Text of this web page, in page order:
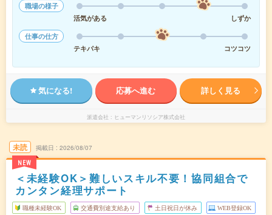
職場の様子
活気がある
しずか
仕事の仕方
テキパキ
コツコツ
気になる! 応募へ進む 詳しく見る
派遣会社 ヒューマンリソシア株式会社
未読
NEW
掲載日 2026/08/07
＜未経験OK＞難しいスキル不要！協同組合で
カンタン経理サポート
職種未経験OK 交通費別途支給あり 土日祝日が休み WEB登録OK